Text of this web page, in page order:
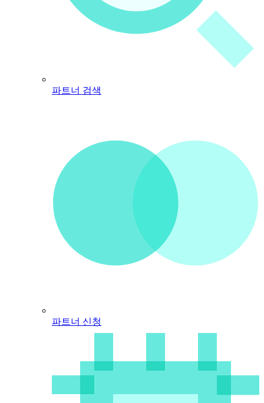
파트너 검색
파트너 신청